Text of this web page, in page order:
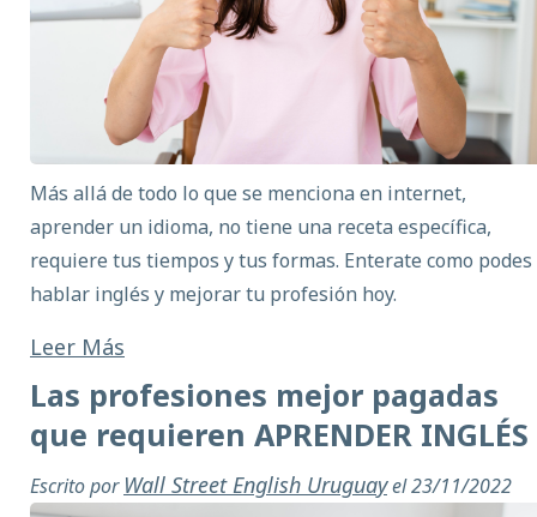
Más allá de todo lo que se menciona en internet,
aprender un idioma, no tiene una receta específica,
requiere tus tiempos y tus formas. Enterate como podes
hablar inglés y mejorar tu profesión hoy.
Leer Más
Las profesiones mejor pagadas
que requieren APRENDER INGLÉS
Escrito por Wall Street English Uruguayel 23/11/2022